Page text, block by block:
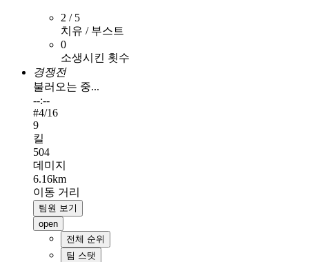
2 / 5
치유 / 부스트
0
소생시킨 횟수
경쟁전
불러오는 중...
--:--
#4/16
9
킬
504
데미지
6.16km
이동 거리
팀원 보기
open
전체 순위
팀 스탯